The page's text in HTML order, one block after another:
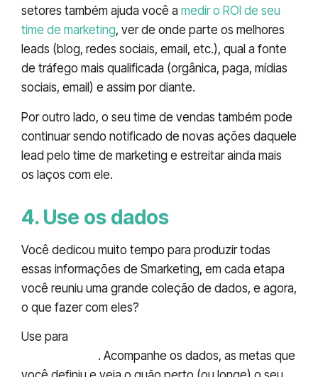
setores também ajuda você a medir o ROI de seu
time de marketing, ver de onde parte os melhores
leads (blog, redes sociais, email, etc.), qual a fonte
de tráfego mais qualificada (orgânica, paga, mídias
sociais, email) e assim por diante.
Por outro lado, o seu time de vendas também pode
continuar sendo notificado de novas ações daquele
lead pelo time de marketing e estreitar ainda mais
os laços com ele.
4. Use os dados
Você dedicou muito tempo para produzir todas
essas informações de Smarketing, em cada etapa
você reuniu uma grande coleção de dados, e agora,
o que fazer com eles?
Use para
. Acompanhe os dados, as metas que